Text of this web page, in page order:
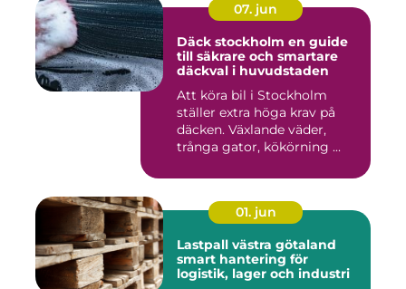
07. jun
Däck stockholm en guide
till säkrare och smartare
däckval i huvudstaden
Att köra bil i Stockholm
ställer extra höga krav på
däcken. Växlande väder,
trånga gator, kökörning ...
01. jun
Lastpall västra götaland
smart hantering för
logistik, lager och industri